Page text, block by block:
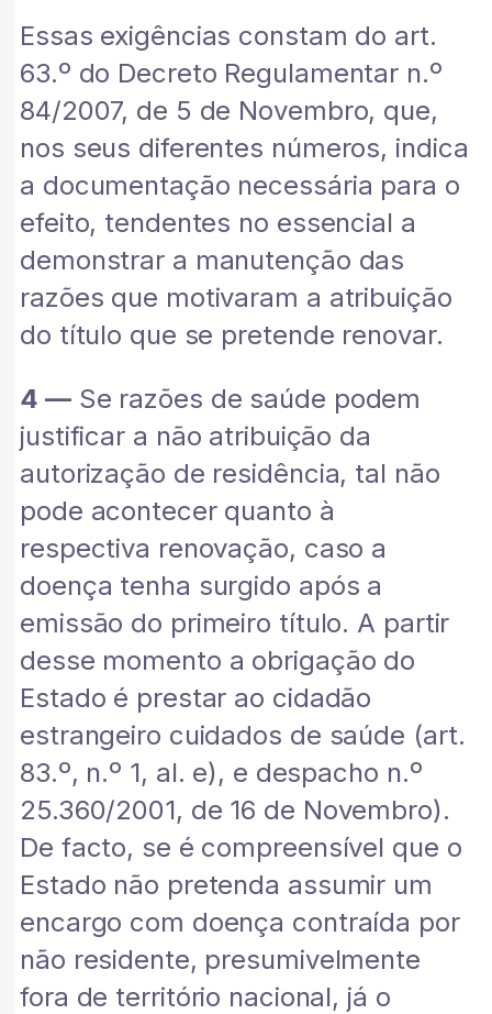
Essas exigências constam do art.
63.º do Decreto Regulamentar n.º
84/2007, de 5 de Novembro, que,
nos seus diferentes números, indica
a documentação necessária para o
efeito, tendentes no essencial a
demonstrar a manutenção das
razões que motivaram a atribuição
do título que se pretende renovar.
4 —Se razões de saúde podem
justificar a não atribuição da
autorização de residência, tal não
pode acontecer quanto à
respectiva renovação, caso a
doença tenha surgido após a
emissão do primeiro título. A partir
desse momento a obrigação do
Estado é prestar ao cidadão
estrangeiro cuidados de saúde (art.
83.º, n.º 1, aI. e), e despacho n.º
25.360/2001, de 16 de Novembro).
De facto, se é compreensível que o
Estado não pretenda assumir um
encargo com doença contraída por
não residente, presumivelmente
fora de território nacional, já o